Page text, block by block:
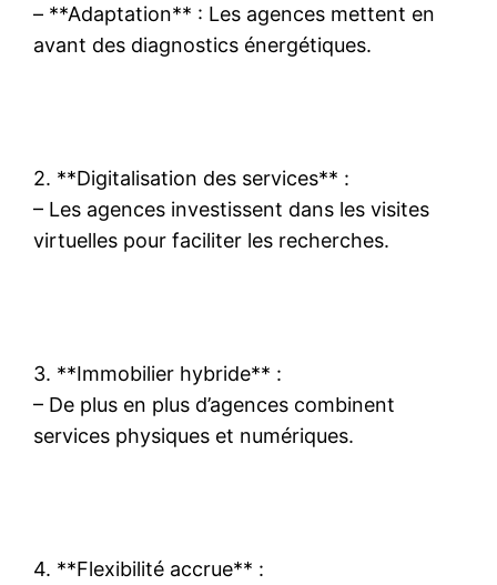
– **Adaptation** : Les agences mettent en
avant des diagnostics énergétiques.
2. **Digitalisation des services** :
– Les agences investissent dans les visites
virtuelles pour faciliter les recherches.
3. **Immobilier hybride** :
– De plus en plus d’agences combinent
services physiques et numériques.
4. **Flexibilité accrue** :